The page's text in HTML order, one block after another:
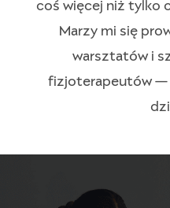
coś więcej niż tylko
Marzy mi się
warsztatów i
fizjoterapeutów —